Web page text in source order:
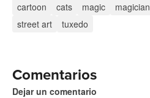
cartoon cats magic magician
street art
tuxedo
Comentarios
Dejar un comentario